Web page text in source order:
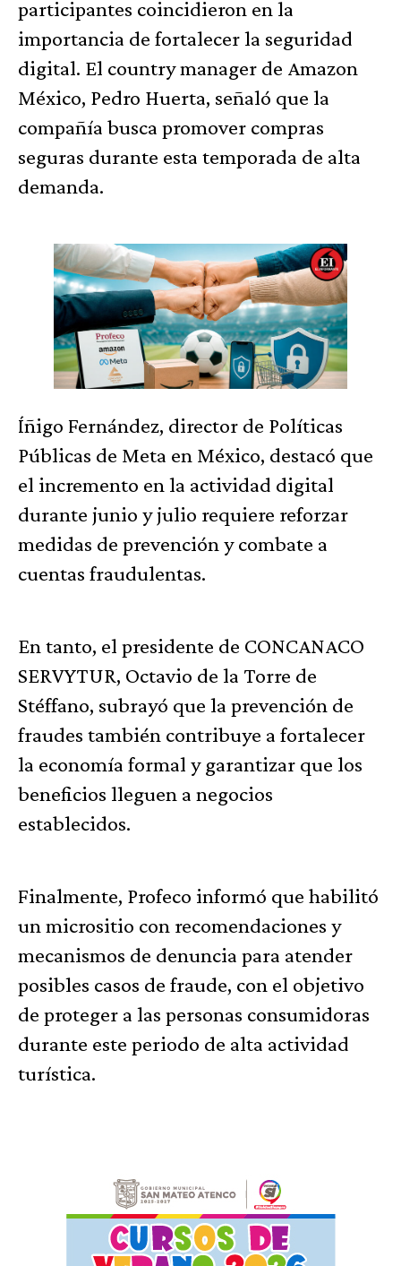
participantes coincidieron en la
importancia de fortalecer la seguridad
digital. El country manager de Amazon
México, Pedro Huerta, señaló que la
compañía busca promover compras
seguras durante esta temporada de alta
demanda.
Íñigo Fernández, director de Políticas
Públicas de Meta en México, destacó que
el incremento en la actividad digital
durante junio y julio requiere reforzar
medidas de prevención y combate a
cuentas fraudulentas.
En tanto, el presidente de CONCANACO
SERVYTUR, Octavio de la Torre de
Stéffano, subrayó que la prevención de
fraudes también contribuye a fortalecer
la economía formal y garantizar que los
beneficios lleguen a negocios
establecidos.
Finalmente, Profeco informó que habilitó
un micrositio con recomendaciones y
mecanismos de denuncia para atender
posibles casos de fraude, con el objetivo
de proteger a las personas consumidoras
durante este periodo de alta actividad
turística.